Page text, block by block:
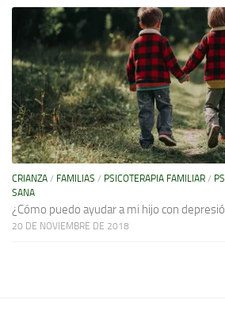
CRIANZA / FAMILIAS / PSICOTERAPIA FAMILIAR /
SANA
¿Cómo puedo ayudar a mi hijo con
20 DE NOVIEMBRE DE 2018